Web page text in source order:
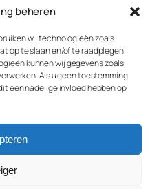
beheren
wij technologieën zoals
op te slaan en/of te raadplegen.
kunnen wij gegevens zoals
Als u geen toestemming
een nadelige invloed hebben op
leest over